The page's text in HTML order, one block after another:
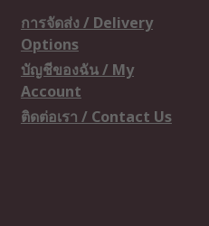
การจัดส่ง / Delivery
Options
บัญชีของฉัน / My
Account
ติดต่อเรา / Contact Us